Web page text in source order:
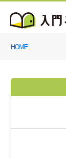
HOME